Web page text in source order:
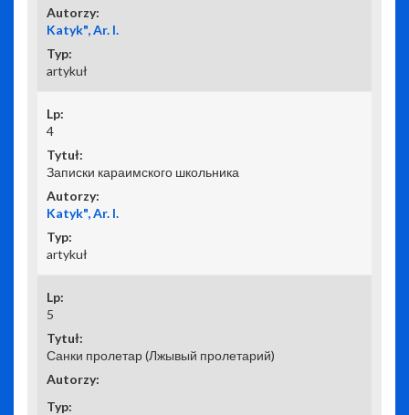
Katyk", Ar. I.
artykuł
4
Записки караимского школьника
Katyk", Ar. I.
artykuł
5
Санки пролетар (Лжывый пролетарий)